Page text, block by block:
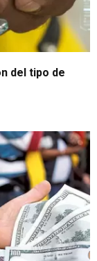
del tipo de